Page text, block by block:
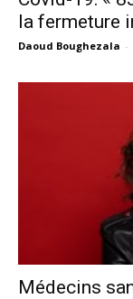
la fermeture
Daoud Boughezala -
Médecins